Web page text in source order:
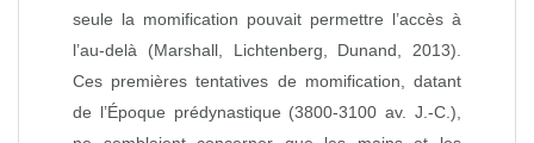
seule la momification pouvait permettre l’accès à
l’au-delà (Marshall, Lichtenberg, Dunand, 2013).
Ces premières tentatives de momification, datant
de l’Époque prédynastique (3800-3100 av. J.-C.),